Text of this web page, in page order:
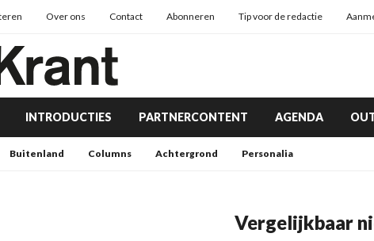
Over ons Contact Abonneren Tip voor de redactie
INTRODUCTIES PARTNERCONTENT AGENDA
Buitenland Columns Achtergrond Personalia
Vergelijkbaar